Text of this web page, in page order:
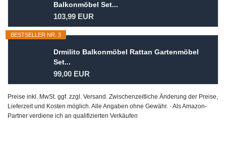
Balkonmöbel Set...
103,99 EUR
BESTSELLER NR. 3
Drmilito Balkonmöbel Rattan Gartenmöbel
Set...
99,00 EUR
Preise inkl. MwSt. ggf. zzgl. Versand. Zwischenzeitliche Änderung der Preise,
Lieferzeit und Kosten möglich. Alle Angaben ohne Gewähr. · Als Amazon-
Partner verdiene ich an qualifizierten Verkäufen